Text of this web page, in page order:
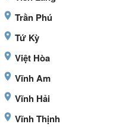
Trần Phú
Tứ Kỳ
Việt Hòa
Vĩnh Am
Vĩnh Hải
Vĩnh Thịnh